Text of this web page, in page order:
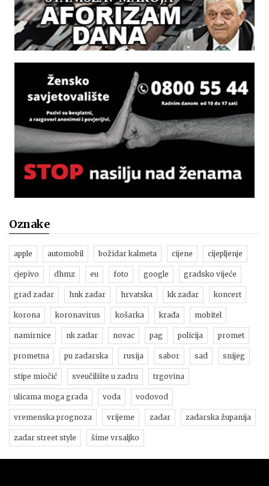
Oznake
apple automobil božidar kalmeta cijene cijepljenje
cjepivo dhmz eu foto google gradsko vijeće
grad zadar hnk zadar hrvatska kk zadar koncert
korona koronavirus košarka krađa mobitel
namirnice nk zadar novac pag policija promet
prometna pu zadarska rusija sabor sad snijeg
stipe miočić sveučilište u zadru trgovina
ulicama moga grada voda vodovod
vremenska prognoza vrijeme zadar zadarska županija
zadar street style šime vrsaljko